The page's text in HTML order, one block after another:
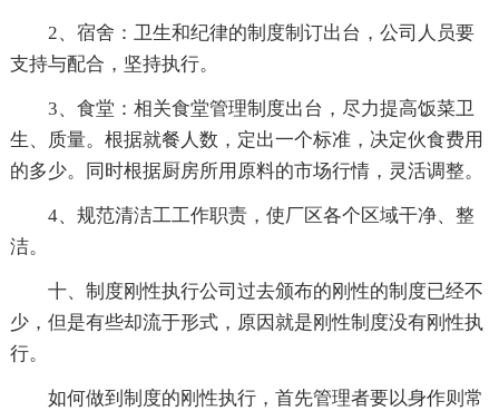
2、宿舍：卫生和纪律的制度制订出台，公司人员要
支持与配合，坚持执行。
3、食堂：相关食堂管理制度出台，尽力提高饭菜卫
生、质量。根据就餐人数，定出一个标准，决定伙食费用
的多少。同时根据厨房所用原料的市场行情，灵活调整。
4、规范清洁工工作职责，使厂区各个区域干净、整
洁。
十、制度刚性执行公司过去颁布的刚性的制度已经不
少，但是有些却流于形式，原因就是刚性制度没有刚性执
行。
如何做到制度的刚性执行，首先管理者要以身作则常